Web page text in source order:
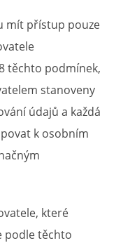
mít přístup pouze
těchto podmínek,
stanoveny
údajů a každá
k osobním
které
podle těchto